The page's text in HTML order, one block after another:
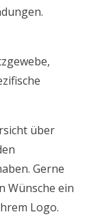
über
Gerne
Wünsche ein
Logo.